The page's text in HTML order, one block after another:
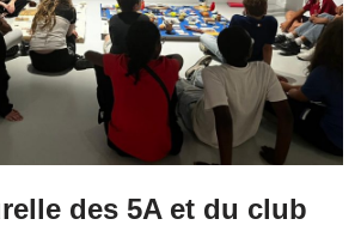
des 5A et du club